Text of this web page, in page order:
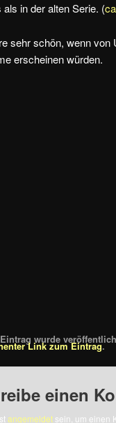
als in der alten Serie. (
sehr schön, wenn von
erscheinen würden.
wurde
Link zum Eintrag.
einen
angemeldet sein, um einen